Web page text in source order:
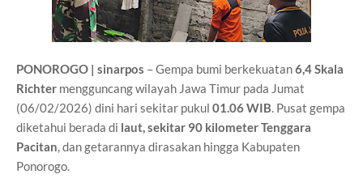
PONOROGO | sinarpos – Gempa bumi berkekuatan6,4 Skala
Richter mengguncang wilayah Jawa Timur pada Jumat
(06/02/2026) dini hari sekitar pukul 01.06 WIB. Pusat gempa
diketahui berada di laut, sekitar 90 kilometer Tenggara
Pacitan, dan getarannya dirasakan hingga Kabupaten
Ponorogo.